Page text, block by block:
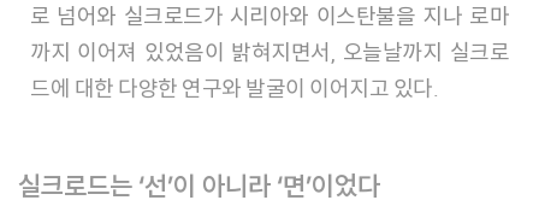
로 넘어와 실크로드가 시리아와 이스탄불을 지나 로마
까지 이어져 있었음이 밝혀지면서, 오늘날까지 실크로
드에 대한 다양한 연구와 발굴이 이어지고 있다.
실크로드는 ‘선’이 아니라 ‘면’이었다